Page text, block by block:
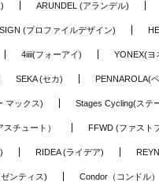
ARUNDEL (アランデル)
(プロファイルデザイン)
4iiii(フォーアイ) YONEX(ヨ
SEKA (セカ) PENNAROLA(
マックス) Stages Cycling(ス
チュート） FFWD (ファスト
RIDEA (ライデア)
ンティス) Condor（コンドル）